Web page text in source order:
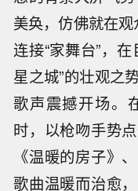
美奂，仿佛就在观
连接“家舞台”，
星之城”的壮观之
歌声震撼开场。
时，以枪吻手势
《温暖的房子》
歌曲温暖而治愈